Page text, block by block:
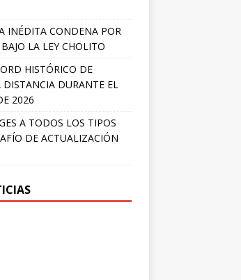
INÉDITA CONDENA POR
LA LEY CHOLITO
HISTÓRICO DE
DISTANCIA DURANTE EL
2026
A TODOS LOS TIPOS
DE ACTUALIZACIÓN